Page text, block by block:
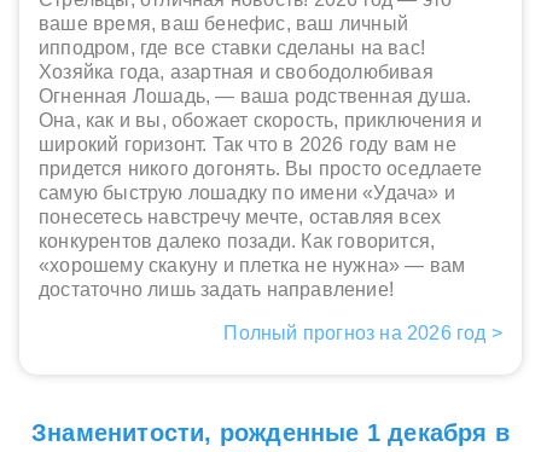
ваше время, ваш бенефис, ваш личный
ипподром, где все ставки сделаны на вас!
Хозяйка года, азартная и свободолюбивая
Огненная Лошадь, — ваша родственная душа.
Она, как и вы, обожает скорость, приключения и
широкий горизонт. Так что в 2026 году вам не
придется никого догонять. Вы просто оседлаете
самую быструю лошадку по имени «Удача» и
понесетесь навстречу мечте, оставляя всех
конкурентов далеко позади. Как говорится,
«хорошему скакуну и плетка не нужна» — вам
достаточно лишь задать направление!
Полный прогноз на 2026 год >
Знаменитости, рожденные 1 декабря в